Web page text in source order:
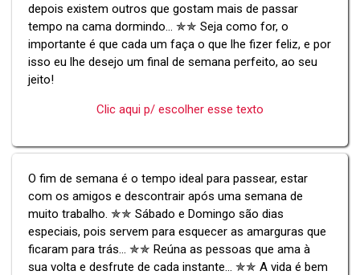
depois existem outros que gostam mais de passar
tempo na cama dormindo... ✯✯ Seja como for, o
importante é que cada um faça o que lhe fizer feliz, e por
isso eu lhe desejo um final de semana perfeito, ao seu
jeito!
Clic aqui p/ escolher esse texto
O fim de semana é o tempo ideal para passear, estar
com os amigos e descontrair após uma semana de
muito trabalho. ✯✯ Sábado e Domingo são dias
especiais, pois servem para esquecer as amarguras que
ficaram para trás... ✯✯ Reúna as pessoas que ama à
sua volta e desfrute de cada instante... ✯✯ A vida é bem